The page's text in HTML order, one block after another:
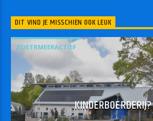
DIT VIND JE MISSCHIEN OOK LEUK
ZOETRMEERACTIEF
KINDERBOERDERIJ?